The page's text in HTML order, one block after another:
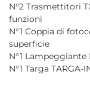
N°2 Trasmettitori
funzioni
N°1 Coppia di
superficie
N°1 Lampeggiante
N°1 Targa